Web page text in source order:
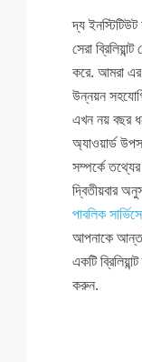
দ্য
সেরা
করে. আমরা
উন্নয়ন
এখন নয় বছর
অ্যাওয়ার্ড
সম্পর্কে
দ্বিতীয়বার
পাবলিক
আপনাকে
একটি
করুন.